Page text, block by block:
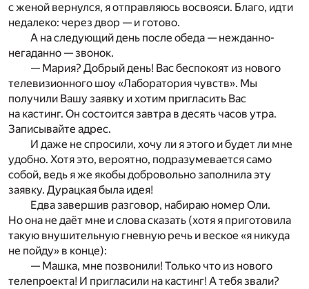
с женой вернулся, я отправляюсь восвояси. Благо, идти
недалеко: через двор — и готово.
А на следующий день после обеда — нежданно-
негаданно — звонок.
— Мария? Добрый день! Вас беспокоят из нового
телевизионного шоу «Лаборатория чувств». Мы
получили Вашу заявку и хотим пригласить Вас
на кастинг. Он состоится завтра в десять часов утра.
Записывайте адрес.
И даже не спросили, хочу ли я этого и будет ли мне
удобно. Хотя это, вероятно, подразумевается само
собой, ведь я же якобы добровольно заполнила эту
заявку. Дурацкая была идея!
Едва завершив разговор, набираю номер Оли.
Но она не даёт мне и слова сказать (хотя я приготовила
такую внушительную гневную речь и веское «я никуда
не пойду» в конце):
— Машка, мне позвонили! Только что из нового
телепроекта! И пригласили на кастинг! А тебя звали?